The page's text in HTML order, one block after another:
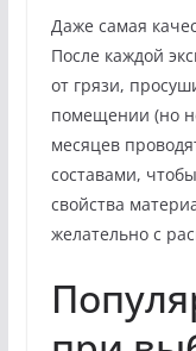
Даже самая
После каждой
от грязи,
помещении (но
месяцев
составами,
свойства
желательно с